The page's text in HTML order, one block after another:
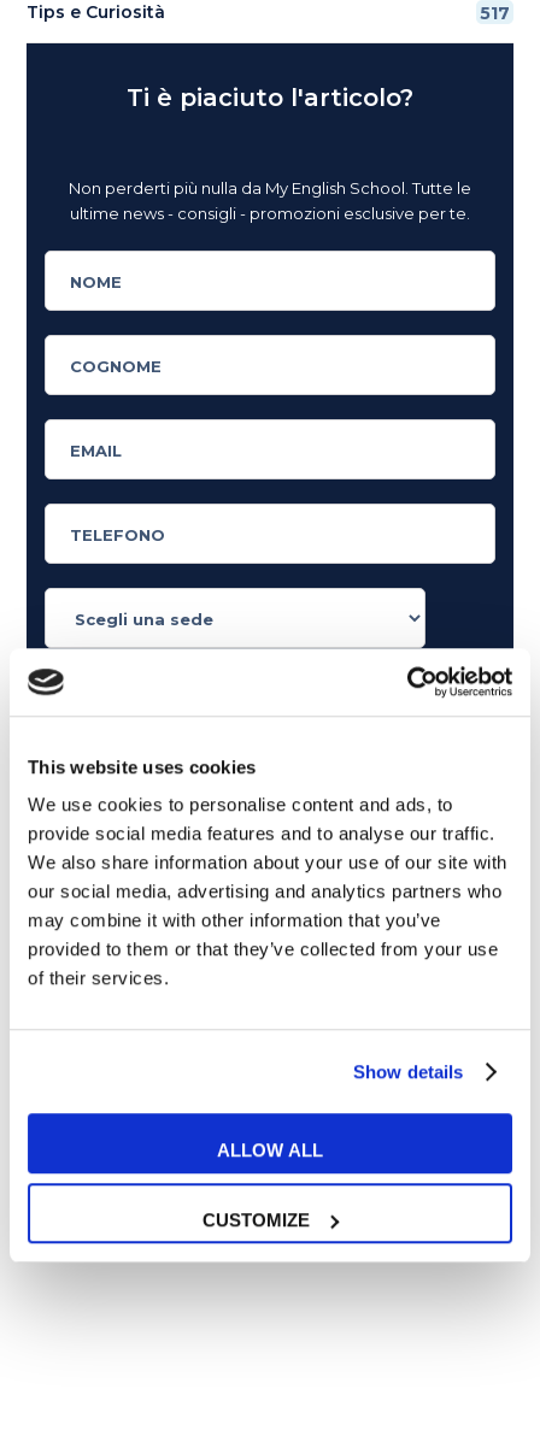
This website uses cookies
We use cookies to personalise content and ads, to
provide social media features and to analyse our traffic.
We also share information about your use of our site with
our social media, advertising and analytics partners who
may combine it with other information that you’ve
provided to them or that they’ve collected from your use
of their services.
Show details
ALLOW ALL
CUSTOMIZE
Tips e Curiosità 517
Ti è piaciuto l'articolo?
Non perderti più nulla da My English School. Tutte le
ultime news - consigli - promozioni esclusive per te.
Cosa ti piace leggere?
Articoli dedicati alla grammatica inglese
Articoli divertenti su film e musica
In quanto di età superiore ai 16 anni, dichiaro di acconsentire
al trattamento dei miei dati personali in conformità
Desidero ricevere comunicazioni commerciali e promozionali
relative ai prodotti e servizi a marchio MyES